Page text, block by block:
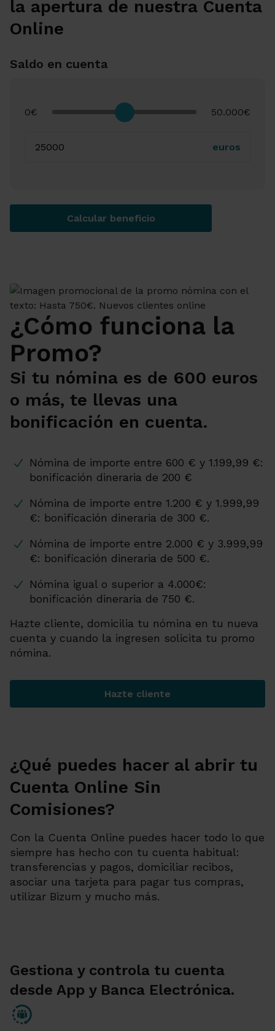
la apertura de nuestra Cuenta
Online
Saldo en cuenta
0€ 50.000€
euros
Calcular beneficio
¿Cómo funciona la
Promo?
Si tu nómina es de 600 euros
o más, te llevas una
bonificación en cuenta.
Nómina de importe entre 600 € y 1.199,99 €:
bonificación dineraria de 200 €
Nómina de importe entre 1.200 € y 1.999,99
€: bonificación dineraria de 300 €.
Nómina de importe entre 2.000 € y 3.999,99
€: bonificación dineraria de 500 €.
Nómina igual o superior a 4.000€:
bonificación dineraria de 750 €.
Hazte cliente, domicilia tu nómina en tu nueva
cuenta y cuando la ingresen solicita tu promo
nómina.
Hazte cliente¿Cómo funciona la Promo?
¿Qué puedes hacer al abrir tu
Cuenta Online Sin
Comisiones?
Con la Cuenta Online puedes hacer todo lo que
siempre has hecho con tu cuenta habitual:
transferencias y pagos, domiciliar recibos,
asociar una tarjeta para pagar tus compras,
utilizar Bizum y mucho más.
Gestiona y controla tu cuenta
desde App y Banca Electrónica.